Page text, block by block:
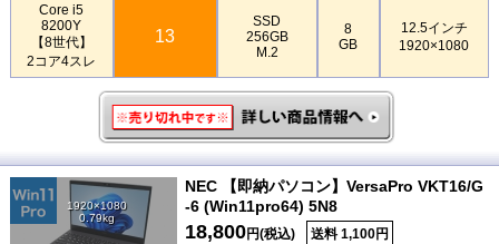
Core i5
8200Y
【8世代】
2コア4スレ
13
SSD
256GB
M.2
8
GB
12.5インチ
1920×1080
1920×1080
0.79kg
NEC 【即納パソコン】VersaPro VKT16/G
-6 (Win11pro64) 5N8
18,800円(税込) 送料 1,100円